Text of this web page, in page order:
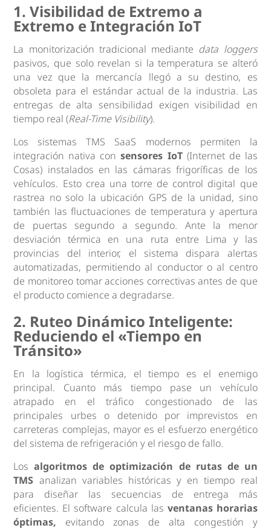
1. Visibilidad de Extremo a
Extremo e Integración IoT
La monitorización tradicional mediante data loggers
pasivos, que solo revelan si la temperatura se alteró
una vez que la mercancía llegó a su destino, es
obsoleta para el estándar actual de la industria. Las
entregas de alta sensibilidad exigen visibilidad en
tiempo real (Real-Time Visibility).
Los sistemas TMS SaaS modernos permiten la
integración nativa consensores IoT(Internet de las
Cosas) instalados en las cámaras frigoríficas de los
vehículos. Esto crea una torre de control digital que
rastrea no solo la ubicación GPS de la unidad, sino
también las fluctuaciones de temperatura y apertura
de puertas segundo a segundo. Ante la menor
desviación térmica en una ruta entre Lima y las
provincias del interior, el sistema dispara alertas
automatizadas, permitiendo al conductor o al centro
de monitoreo tomar acciones correctivas antes de que
el producto comience a degradarse.
2. Ruteo Dinámico Inteligente:
Reduciendo el «Tiempo en
Tránsito»
En la logística térmica, el tiempo es el enemigo
principal. Cuanto más tiempo pase un vehículo
atrapado en el tráfico congestionado de las
principales urbes o detenido por imprevistos en
carreteras complejas, mayor es el esfuerzo energético
del sistema de refrigeración y el riesgo de fallo.
Losalgoritmos de optimización de rutas de un
TMS analizan variables históricas y en tiempo real
para diseñar las secuencias de entrega más
eficientes. El software calcula las ventanas horarias
óptimas, evitando zonas de alta congestión y